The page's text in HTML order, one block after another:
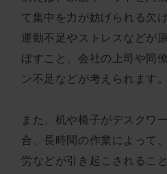
て集中を力が妨げられる欠
運動不足やストレスなどが
ぼすこと、会社の上司や同
ン不足などが考えられます。
また、机や椅子がデスクワ
合、長時間の作業によって
労などが引き起こされるこ